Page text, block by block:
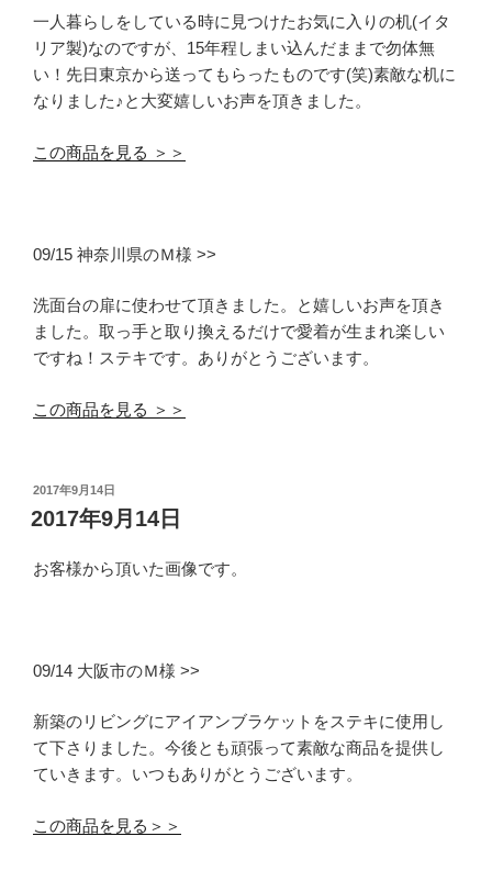
一人暮らしをしている時に見つけたお気に入りの机(イタ
リア製)なのですが、15年程しまい込んだままで勿体無
い！先日東京から送ってもらったものです(笑)素敵な机に
なりました♪と大変嬉しいお声を頂きました。
この商品を見る ＞＞
09/15 神奈川県のＭ様 >>
洗面台の扉に使わせて頂きました。と嬉しいお声を頂き
ました。取っ手と取り換えるだけで愛着が生まれ楽しい
ですね！ステキです。ありがとうございます。
この商品を見る ＞＞
投
稿
日:
2017年9月14日
2017年9月14日
お客様から頂いた画像です。
09/14 大阪市のＭ様 >>
新築のリビングにアイアンブラケットをステキに使用し
て下さりました。今後とも頑張って素敵な商品を提供し
ていきます。いつもありがとうございます。
この商品を見る＞＞